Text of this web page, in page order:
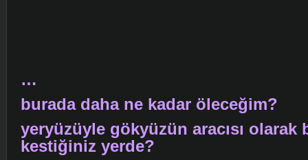
…
burada daha ne kadar öleceğim?
yeryüzüyle gökyüzün aracısı olarak
kestiğiniz yerde?